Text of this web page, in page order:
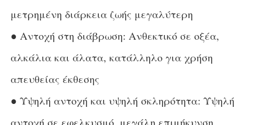
μετρημένη διάρκεια ζωής μεγαλύτερη
● Αντοχή στη διάβρωση: Ανθεκτικό σε οξέα,
αλκάλια και άλατα, κατάλληλο για χρήση
απευθείας έκθεσης
● Υψηλή αντοχή και υψηλή σκληρότητα: Υψηλή
αντοχή σε εφελκυσμό, μεγάλη επιμήκυνση,